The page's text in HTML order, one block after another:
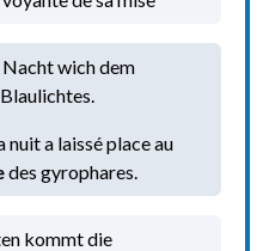
wich dem
a laissé place au
des gyrophares.
kommt die